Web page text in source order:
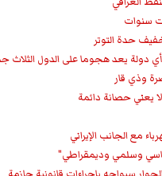
حدة التوتر
دولة يعد هجوما على الدول الثلاث
وذي قار
يعني حصانة دائمة
وسلمي وديمقراطي"